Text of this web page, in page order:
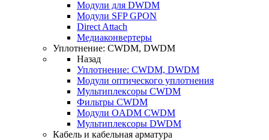
Модули для DWDM
Модули SFP GPON
Direct Attach
Медиаконвертеры
Уплотнение: CWDM, DWDM
Назад
Уплотнение: CWDM, DWDM
Модули оптического уплотнения
Мультиплексоры CWDM
Фильтры CWDM
Модули OADM CWDM
Мультиплексоры DWDM
Кабель и кабельная арматура